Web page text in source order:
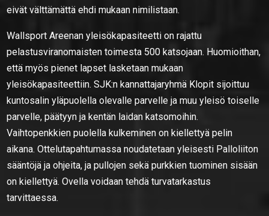
eivät välttämättä ehdi mukaan nimilistaan.
Wallsport Areenan yleisökapasiteetti on rajattu
pelastusviranomaisten toimesta 500 katsojaan. Huomioithan,
että myös pienet lapset lasketaan mukaan
yleisökapasiteettiin. SJK:n kannattajaryhmä Klopit sijoittuu
kuntosalin yläpuolella olevalle parvelle ja muu yleisö toiselle
parvelle, päätyyn ja kentän laidan katsomoihin.
Vaihtopenkkien puolella kulkeminen on kiellettyä pelin
aikana. Ottelutapahtumassa noudatetaan yleisesti Palloliiton
sääntöjä ja ohjeita, ja pullojen sekä purkkien tuominen sisään
on kiellettyä. Ovella voidaan tehdä turvatarkastus
tarvittaessa.